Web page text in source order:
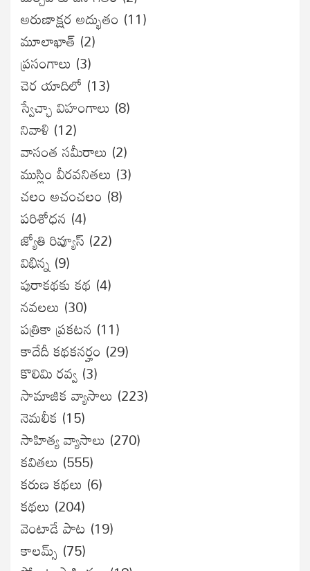
అరుణాక్షర అద్భుతం (11)
మూలాఖాత్ (2)
ప్రసంగాలు (3)
చెర యాదిలో (13)
స్వేచ్ఛా విహంగాలు (8)
నివాళి (12)
వాసంత సమీరాలు (2)
ముస్లిం వీరవనితలు (3)
చలం అచంచలం (8)
ప‌రిశోధ‌న‌ (4)
జ్యోతి రివ్యూస్ (22)
విభిన్న (9)
పురాకథకు కథ (4)
నవలలు (30)
పత్రికా ప్రకటన (11)
కాదేదీ కథకనర్హం (29)
కొలిమి రవ్వ (3)
సామాజిక వ్యాసాలు (223)
నెమలీక (15)
సాహిత్య వ్యాసాలు (270)
కవితలు (555)
కరుణ కథలు (6)
కథలు (204)
వెంటాడే పాట (19)
కాలమ్స్ (75)